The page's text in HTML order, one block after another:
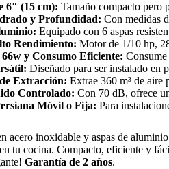
6″ (15 cm): Tamaño compacto pero
y Profundidad: Con medidas
Equipado con 6 aspas
Rendimiento: Motor de 1/10 hp,
66w y Consumo Eficiente:
Diseñado para ser instalado en
Extracción: Extrae 360 m³ de aire
Controlado: Con 70 dB, ofrece
Móvil o Fija: Para
acero inoxidable y aspas de
tu cocina. Compacto, eficiente y
Garantía de 2 años.